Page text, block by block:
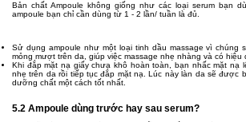
Bản chất Ampoule không giống như các loại serum bạn
ampoule bạn chỉ cần dùng từ 1 - 2 lần/ tuần là đủ.
Sử dụng ampoule như một loại tinh dầu massage vì chúng
mỏng mượt trên da, giúp việc massage nhẹ nhàng và có hiệu
Khi đắp mặt nạ giấy chưa khô hoàn toàn, bạn nhấc mặt nạ
nhẹ trên da rồi tiếp tục đắp mặt nạ. Lúc này làn da sẽ được
dưỡng chất một cách tốt nhất.
5.2 Ampoule dùng trước hay sau serum?